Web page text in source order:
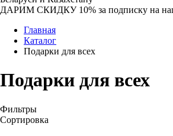
ДАРИМ СКИДКУ 10% за подписку на
Главная
Каталог
Подарки для всех
Подарки для всех
Фильтры
Сортировка